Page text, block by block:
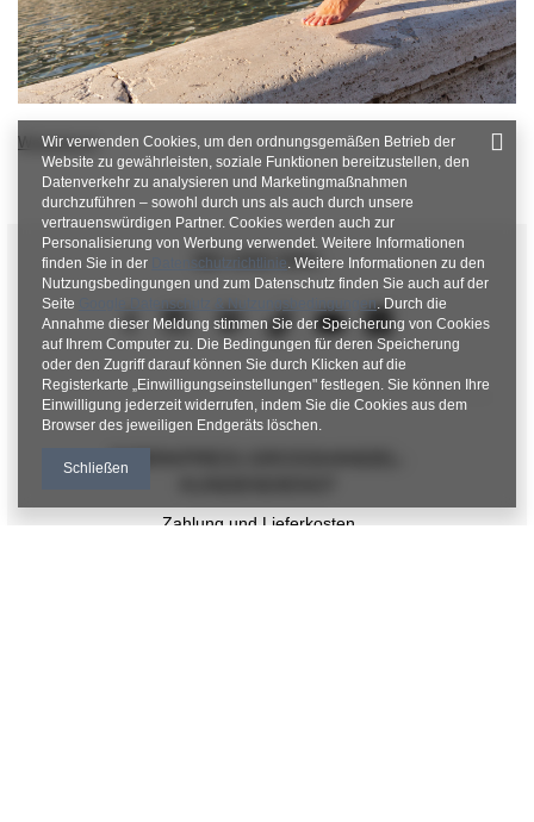
Weiterlesen
SEI UNS NAH
FABRIKPREIS-GROSSHANDEL-K
Zahlung und Lieferkosten
Wir verwenden Cookies, um den ordnungsgemäßen Betrieb der
Website zu gewährleisten, soziale Funktionen bereitzustellen, den
Datenverkehr zu analysieren und Marketingmaßnahmen
durchzuführen – sowohl durch uns als auch durch unsere
vertrauenswürdigen Partner. Cookies werden auch zur
Personalisierung von Werbung verwendet. Weitere Informationen
finden Sie in der
Datenschutzrichtlinie. Weitere Informationen zu den
Nutzungsbedingungen und zum Datenschutz finden Sie auch auf der
Seite
Google Datenschutz & Nutzungsbedingungen. Durch die
Annahme dieser Meldung stimmen Sie der Speicherung von Cookies
auf Ihrem Computer zu. Die Bedingungen für deren Speicherung
oder den Zugriff darauf können Sie durch Klicken auf die
Registerkarte „Einwilligungseinstellungen" festlegen. Sie können Ihre
Einwilligung jederzeit widerrufen, indem Sie die Cookies aus dem
Browser des jeweiligen Endgeräts löschen.
Schließen